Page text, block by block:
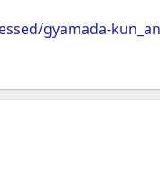
gyamada-